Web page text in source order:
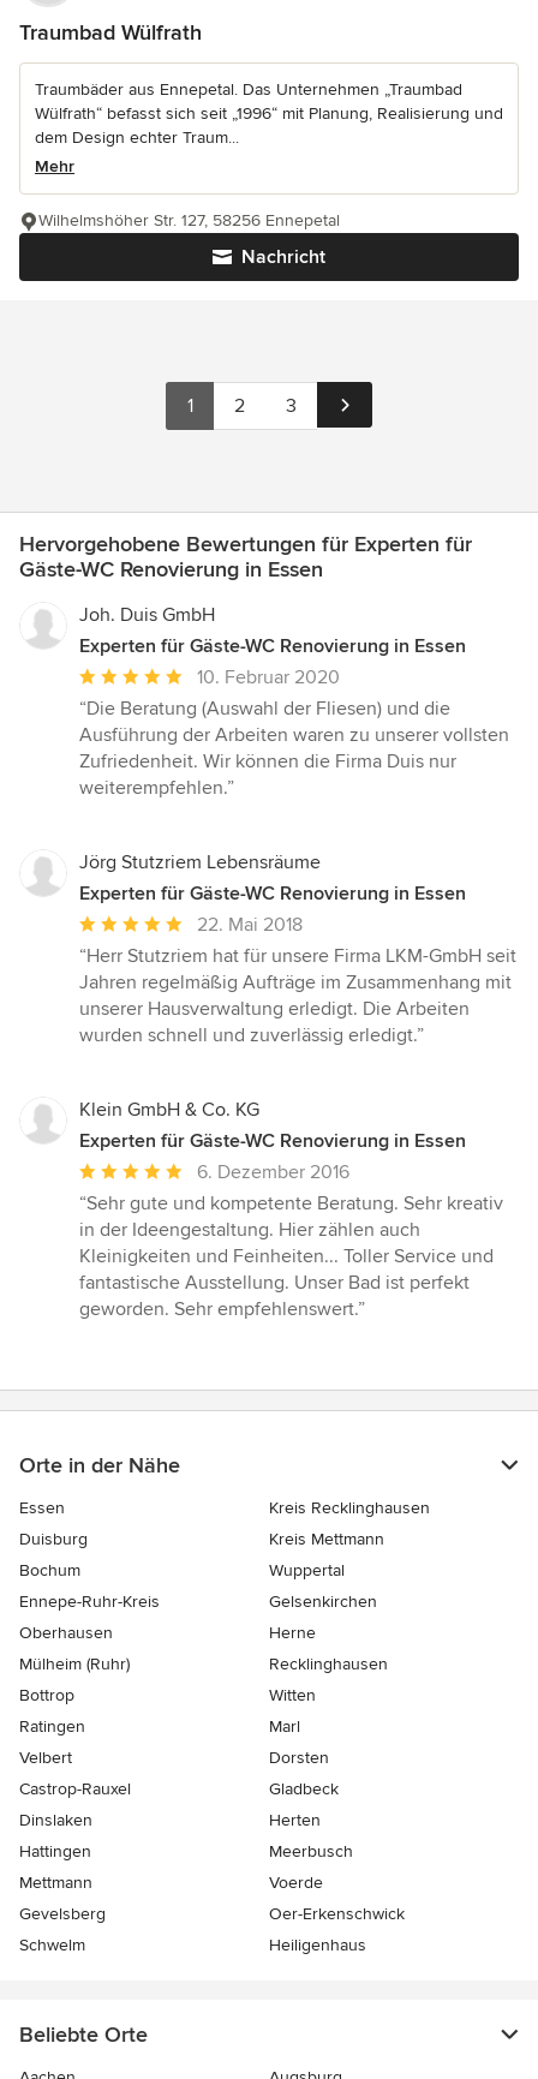
Traumbad Wülfrath
Traumbäder aus Ennepetal. Das Unternehmen „Traumbad
Wülfrath“ befasst sich seit „1996“ mit Planung, Realisierung und
dem Design echter Traum...
Mehr
Nachricht
Wilhelmshöher Str. 127, 58256 Ennepetal
1 2 3
Hervorgehobene Bewertungen für Experten für
Gäste-WC Renovierung in Essen
Joh. Duis GmbH
Experten für Gäste-WC Renovierung in Essen
Durchschnittliche
Bewertung:
5
von
5
10. Februar 2020
“Die Beratung (Auswahl der Fliesen) und die
Ausführung der Arbeiten waren zu unserer vollsten
Zufriedenheit. Wir können die Firma Duis nur
weiterempfehlen.”
Jörg Stutzriem Lebensräume
Experten für Gäste-WC Renovierung in Essen
Durchschnittliche
Bewertung:
5
von
5
22. Mai 2018
“Herr Stutzriem hat für unsere Firma LKM-GmbH seit
Jahren regelmäßig Aufträge im Zusammenhang mit
unserer Hausverwaltung erledigt. Die Arbeiten
wurden schnell und zuverlässig erledigt.”
Klein GmbH & Co. KG
Experten für Gäste-WC Renovierung in Essen
Durchschnittliche
Bewertung:
5
von
5
Sternen
6. Dezember 2016
“Sehr gute und kompetente Beratung. Sehr kreativ
in der Ideengestaltung. Hier zählen auch
Kleinigkeiten und Feinheiten... Toller Service und
fantastische Ausstellung. Unser Bad ist perfekt
geworden. Sehr empfehlenswert.”
Orte in der Nähe
Essen
Kreis Recklinghausen
Duisburg
Kreis Mettmann
Bochum
Wuppertal
Ennepe-Ruhr-Kreis
Gelsenkirchen
Oberhausen
Herne
Mülheim (Ruhr)
Recklinghausen
Bottrop
Witten
Ratingen
Marl
Velbert
Dorsten
Castrop-Rauxel
Gladbeck
Dinslaken
Herten
Hattingen
Meerbusch
Mettmann
Voerde
Gevelsberg
Oer-Erkenschwick
Schwelm
Heiligenhaus
Beliebte Orte